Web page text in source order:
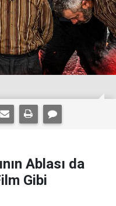
Ablası da
Gibi